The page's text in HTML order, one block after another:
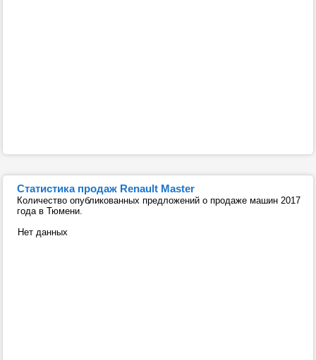
Статистика продаж Renault Master
Количество опубликованных предложений о продаже машин 2017
года в Тюмени.
Нет данных